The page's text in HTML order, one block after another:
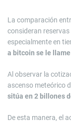
La comparación
consideran
especialmente en
a bitcoin se le
Al observar la
ascenso meteórico
sitúa en 2 billones
De esta manera, el